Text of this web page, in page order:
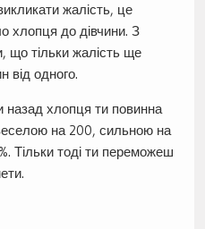
жалість, це
хлопця до дівчини. З
що тільки жалість ще
від одного.
хлопця ти повинна
на 200, сильною на
Тільки тоді ти переможеш